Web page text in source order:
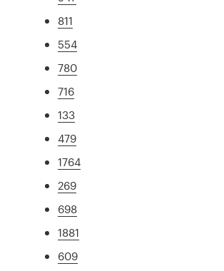
811
554
780
716
133
479
1764
269
698
1881
609